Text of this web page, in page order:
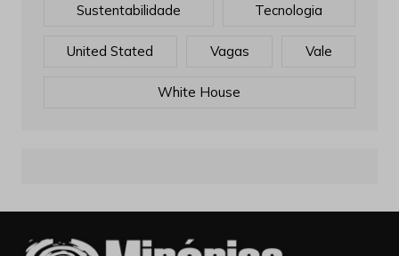
Sustentabilidade Tecnologia
United Stated Vagas Vale
White House